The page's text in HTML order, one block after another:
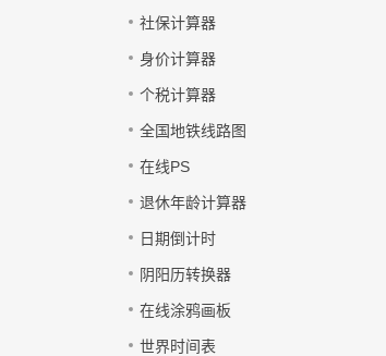
社保计算器
身价计算器
个税计算器
全国地铁线路图
在线PS
退休年龄计算器
日期倒计时
阴阳历转换器
在线涂鸦画板
世界时间表